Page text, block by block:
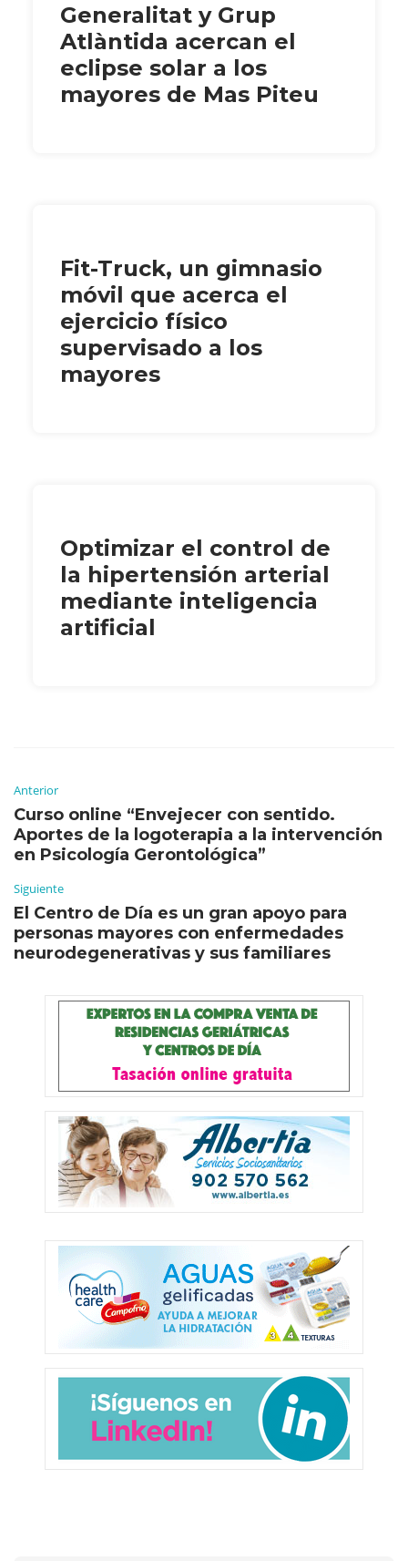
Generalitat y Grup
Atlàntida acercan el
eclipse solar a los
mayores de Mas Piteu
Fit-Truck, un gimnasio
móvil que acerca el
ejercicio físico
supervisado a los
mayores
Optimizar el control de
la hipertensión arterial
mediante inteligencia
artificial
Anterior
Curso online “Envejecer con sentido.
Aportes de la logoterapia a la intervención
en Psicología Gerontológica”
Siguiente
El Centro de Día es un gran apoyo para
personas mayores con enfermedades
neurodegenerativas y sus familiares